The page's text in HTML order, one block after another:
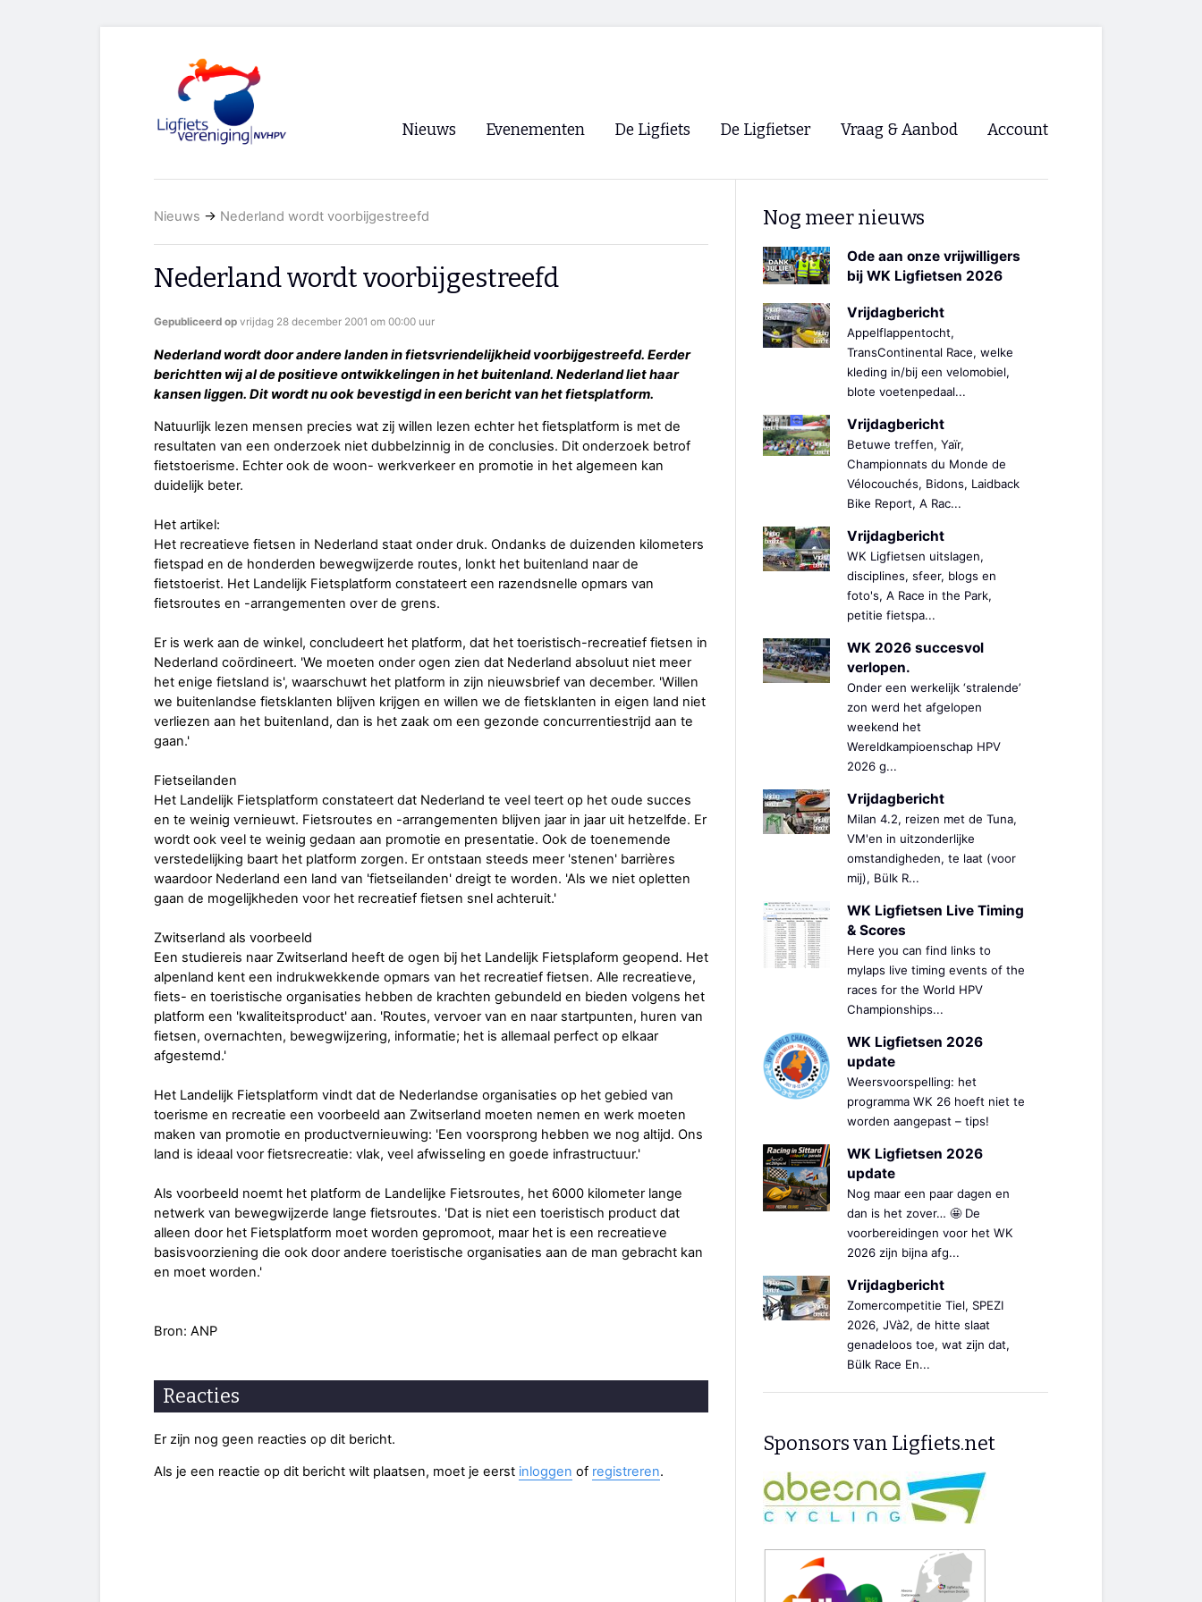
Nieuws
RSS
Evenementen
WK Ligfietsen 2026
Oliebollentocht
De Ligfiets De Ligfietser
Ligfietsvereninging NVHPV
Lokale Fietsverenigingen
EHPVA & EuSupino 🡺
Vraag & Aanbod Account
Nieuws → Nederland wordt voorbijgestreefd
Nederland wordt voorbijgestreefd
Gepubliceerd op vrijdag 28 december 2001 om 00:00 uur
Nederland wordt door andere landen in fietsvriendelijkheid voorbijgestreefd. Eerder
berichtten wij al de positieve ontwikkelingen in het buitenland. Nederland liet haar
kansen liggen. Dit wordt nu ook bevestigd in een bericht van het fietsplatform.
Natuurlijk lezen mensen precies wat zij willen lezen echter het fietsplatform is met de
resultaten van een onderzoek niet dubbelzinnig in de conclusies. Dit onderzoek betrof
fietstoerisme. Echter ook de woon- werkverkeer en promotie in het algemeen kan
duidelijk beter.
Het artikel:
Het recreatieve fietsen in Nederland staat onder druk. Ondanks de duizenden kilometers
fietspad en de honderden bewegwijzerde routes, lonkt het buitenland naar de
fietstoerist. Het Landelijk Fietsplatform constateert een razendsnelle opmars van
fietsroutes en -arrangementen over de grens.
Er is werk aan de winkel, concludeert het platform, dat het toeristisch-recreatief fietsen in
Nederland coördineert. 'We moeten onder ogen zien dat Nederland absoluut niet meer
het enige fietsland is', waarschuwt het platform in zijn nieuwsbrief van december. 'Willen
we buitenlandse fietsklanten blijven krijgen en willen we de fietsklanten in eigen land niet
verliezen aan het buitenland, dan is het zaak om een gezonde concurrentiestrijd aan te
gaan.'
Fietseilanden
Het Landelijk Fietsplatform constateert dat Nederland te veel teert op het oude succes
en te weinig vernieuwt. Fietsroutes en -arrangementen blijven jaar in jaar uit hetzelfde. Er
wordt ook veel te weinig gedaan aan promotie en presentatie. Ook de toenemende
verstedelijking baart het platform zorgen. Er ontstaan steeds meer 'stenen' barrières
waardoor Nederland een land van 'fietseilanden' dreigt te worden. 'Als we niet opletten
gaan de mogelijkheden voor het recreatief fietsen snel achteruit.'
Zwitserland als voorbeeld
Een studiereis naar Zwitserland heeft de ogen bij het Landelijk Fietsplaform geopend. Het
alpenland kent een indrukwekkende opmars van het recreatief fietsen. Alle recreatieve,
fiets- en toeristische organisaties hebben de krachten gebundeld en bieden volgens het
platform een 'kwaliteitsproduct' aan. 'Routes, vervoer van en naar startpunten, huren van
fietsen, overnachten, bewegwijzering, informatie; het is allemaal perfect op elkaar
afgestemd.'
Het Landelijk Fietsplatform vindt dat de Nederlandse organisaties op het gebied van
toerisme en recreatie een voorbeeld aan Zwitserland moeten nemen en werk moeten
maken van promotie en productvernieuwing: 'Een voorsprong hebben we nog altijd. Ons
land is ideaal voor fietsrecreatie: vlak, veel afwisseling en goede infrastructuur.'
Als voorbeeld noemt het platform de Landelijke Fietsroutes, het 6000 kilometer lange
netwerk van bewegwijzerde lange fietsroutes. 'Dat is niet een toeristisch product dat
alleen door het Fietsplatform moet worden gepromoot, maar het is een recreatieve
basisvoorziening die ook door andere toeristische organisaties aan de man gebracht kan
en moet worden.'
Bron: ANP
Reacties
Er zijn nog geen reacties op dit bericht.
Als je een reactie op dit bericht wilt plaatsen, moet je eerst inloggen of registreren.
Nog meer nieuws
Ode aan onze vrijwilligers
bij WK Ligfietsen 2026
Vrijdagbericht
Appelflappentocht,
TransContinental Race, welke
kleding in/bij een velomobiel,
blote voetenpedaal...
Vrijdagbericht
Betuwe treffen, Yaïr,
Championnats du Monde de
Vélocouchés, Bidons, Laidback
Bike Report, A Rac...
Vrijdagbericht
WK Ligfietsen uitslagen,
disciplines, sfeer, blogs en
foto's, A Race in the Park,
petitie fietspa...
WK 2026 succesvol
verlopen.
Onder een werkelijk ‘stralende’
zon werd het afgelopen
weekend het
Wereldkampioenschap HPV
2026 g...
Vrijdagbericht
Milan 4.2, reizen met de Tuna,
VM'en in uitzonderlijke
omstandigheden, te laat (voor
mij), Bülk R...
WK Ligfietsen Live Timing
& Scores
Here you can find links to
mylaps live timing events of the
races for the World HPV
Championships...
WK Ligfietsen 2026
update
Weersvoorspelling: het
programma WK 26 hoeft niet te
worden aangepast – tips!
WK Ligfietsen 2026
update
Nog maar een paar dagen en
dan is het zover… 🤩 De
voorbereidingen voor het WK
2026 zijn bijna afg...
Vrijdagbericht
Zomercompetitie Tiel, SPEZI
2026, JVà2, de hitte slaat
genadeloos toe, wat zijn dat,
Bülk Race En...
Sponsors van Ligfiets.net